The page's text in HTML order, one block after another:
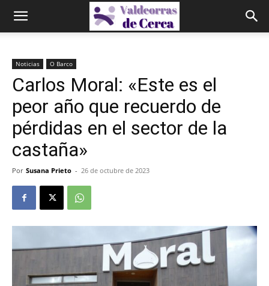
Noticias O Barco
Carlos Moral: «Este es el
peor año que recuerdo de
pérdidas en el sector de la
castaña»
Por Susana Prieto - 26 de octubre de 2023